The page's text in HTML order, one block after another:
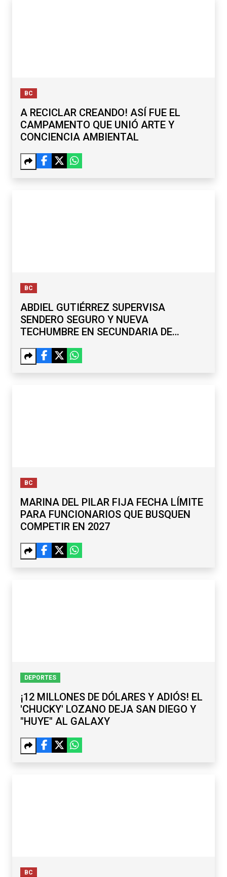
BC
A RECICLAR CREANDO! ASÍ FUE EL
CAMPAMENTO QUE UNIÓ ARTE Y
CONCIENCIA AMBIENTAL
BC
ABDIEL GUTIÉRREZ SUPERVISA
SENDERO SEGURO Y NUEVA
TECHUMBRE EN SECUNDARIA DE
BC
MARINA DEL PILAR FIJA FECHA LÍMITE
PARA FUNCIONARIOS QUE BUSQUEN
COMPETIR EN 2027
DEPORTES
¡12 MILLONES DE DÓLARES Y ADIÓS! EL
'CHUCKY' LOZANO DEJA SAN DIEGO Y
"HUYE" AL GALAXY
BC